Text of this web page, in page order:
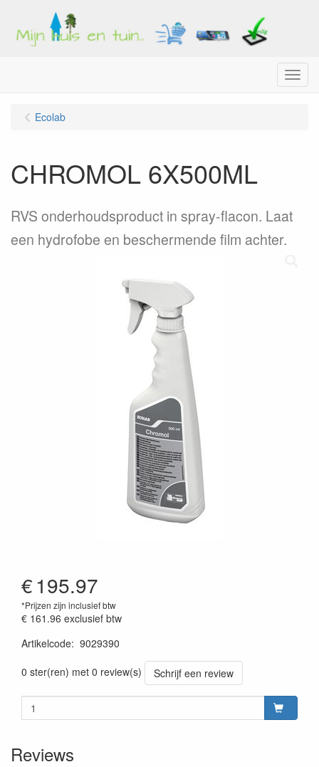
Menu
Ecolab
CHROMOL 6X500ML
RVS onderhoudsproduct in spray-flacon. Laat
een hydrofobe en beschermende film achter.
€195.97
*Prijzen zijn inclusief btw
€ 161.96 exclusief btw
Artikelcode: 9029390
0 ster(ren) met 0 review(s)
Schrijf een review
Reviews